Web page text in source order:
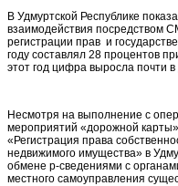
В Удмуртской Республике
взаимодействия посредством
регистрации прав и
году составлял 28 процентов
этот год цифра выросла почти
Несмотря на выполнение с
мероприятий «дорожной
«Регистрация права
недвижимого имущества» в
обмене р-сведениями с
местного самоуправления